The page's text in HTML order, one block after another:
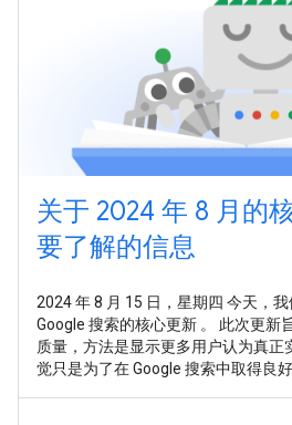
关于 2024 年 8 月的
要了解的信息
2024 年 8 月 15 日，星期四 今天，
Google 搜索的核心更新 。 此次更新
质量，方法是显示更多用户认为真正
觉只是为了在 Google 搜索中取得良